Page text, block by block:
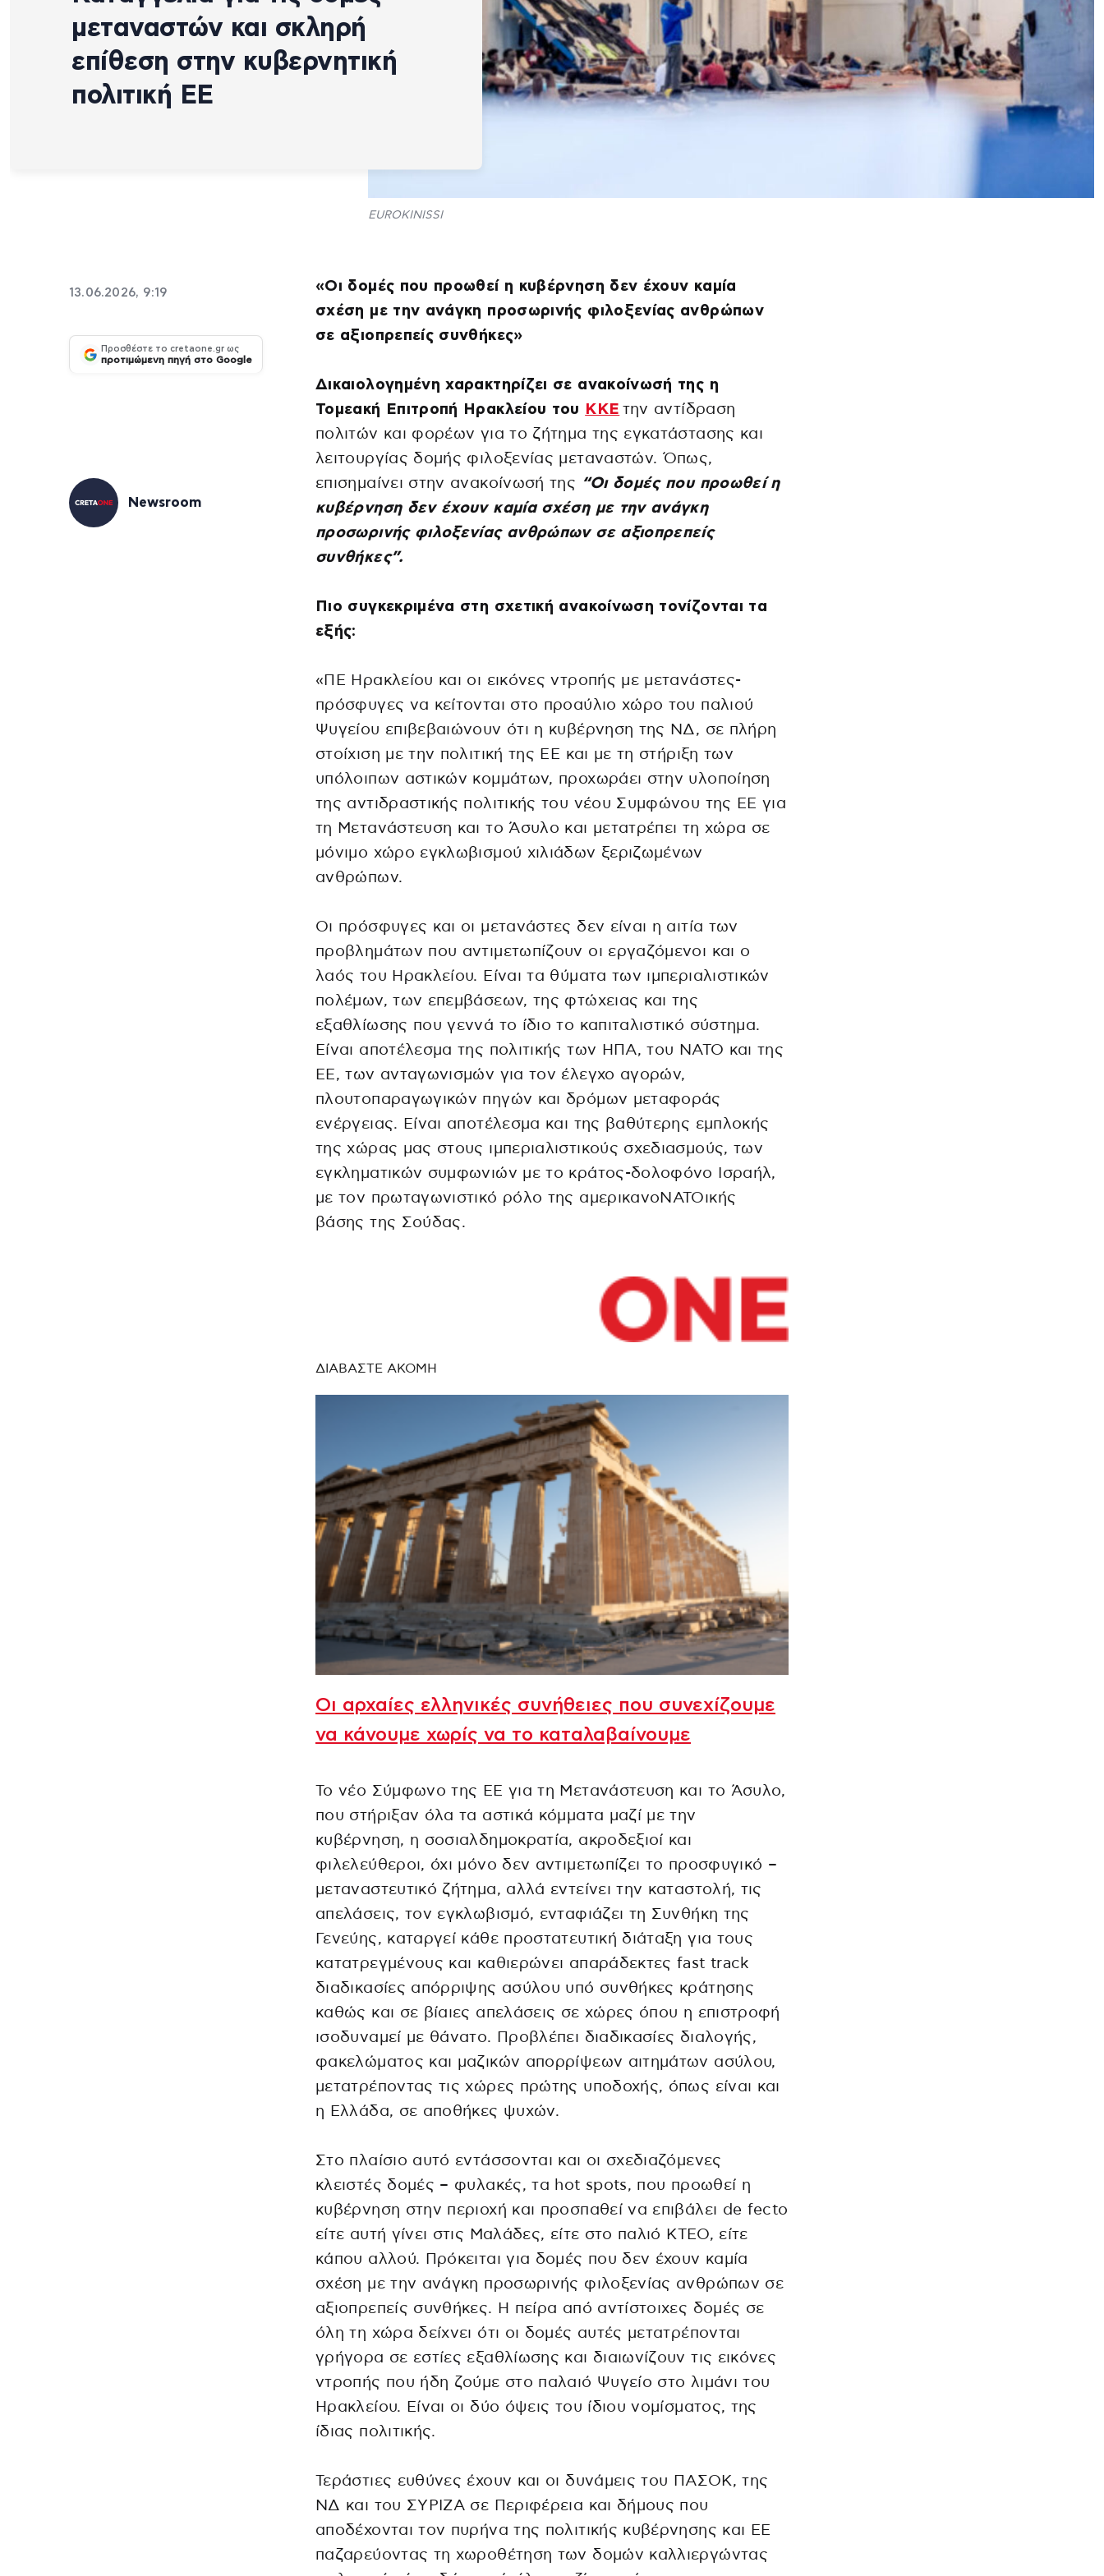
μεταναστών και σκληρή
επίθεση στην κυβερνητική
πολιτική ΕΕ
EUROKINISSI
13.06.2026, 9:19
Προσθέστε το cretaone.gr ως
προτιμώμενη πηγή στο Google
Newsroom
«Οι δομές που προωθεί η κυβέρνηση δεν έχουν καμία
σχέση με την ανάγκη προσωρινής φιλοξενίας ανθρώπων
σε αξιοπρεπείς συνθήκες»
Δικαιολογημένη χαρακτηρίζει σε ανακοίνωσή της η
Τομεακή Επιτροπή Ηρακλείου του
ΚΚΕ την αντίδραση
πολιτών και φορέων για το ζήτημα της εγκατάστασης και
λειτουργίας δομής φιλοξενίας μεταναστών. Όπως,
επισημαίνει στην ανακοίνωσή της “Οι δομές που προωθεί η
κυβέρνηση δεν έχουν καμία σχέση με την ανάγκη
προσωρινής φιλοξενίας ανθρώπων σε αξιοπρεπείς
συνθήκες”.
Πιο συγκεκριμένα στη σχετική ανακοίνωση τονίζονται τα
εξής:
«ΠΕ Ηρακλείου και οι εικόνες ντροπής με μετανάστες-
πρόσφυγες να κείτονται στο προαύλιο χώρο του παλιού
Ψυγείου επιβεβαιώνουν ότι η κυβέρνηση της ΝΔ, σε πλήρη
στοίχιση με την πολιτική της ΕΕ και με τη στήριξη των
υπόλοιπων αστικών κομμάτων, προχωράει στην υλοποίηση
της αντιδραστικής πολιτικής του νέου Συμφώνου της ΕΕ για
τη Μετανάστευση και το Άσυλο και μετατρέπει τη χώρα σε
μόνιμο χώρο εγκλωβισμού χιλιάδων ξεριζωμένων
ανθρώπων.
Οι πρόσφυγες και οι μετανάστες δεν είναι η αιτία των
προβλημάτων που αντιμετωπίζουν οι εργαζόμενοι και ο
λαός του Ηρακλείου. Είναι τα θύματα των ιμπεριαλιστικών
πολέμων, των επεμβάσεων, της φτώχειας και της
εξαθλίωσης που γεννά το ίδιο το καπιταλιστικό σύστημα.
Είναι αποτέλεσμα της πολιτικής των ΗΠΑ, του ΝΑΤΟ και της
ΕΕ, των ανταγωνισμών για τον έλεγχο αγορών,
πλουτοπαραγωγικών πηγών και δρόμων μεταφοράς
ενέργειας. Είναι αποτέλεσμα και της βαθύτερης εμπλοκής
της χώρας μας στους ιμπεριαλιστικούς σχεδιασμούς, των
εγκληματικών συμφωνιών με το κράτος-δολοφόνο Ισραήλ,
με τον πρωταγωνιστικό ρόλο της αμερικανοΝΑΤΟικής
βάσης της Σούδας.
ΔΙΑΒΑΣΤΕ ΑΚΟΜΗ
Οι αρχαίες ελληνικές συνήθειες που συνεχίζουμε
να κάνουμε χωρίς να το καταλαβαίνουμε
Το νέο Σύμφωνο της ΕΕ για τη Μετανάστευση και το Άσυλο,
που στήριξαν όλα τα αστικά κόμματα μαζί με την
κυβέρνηση, η σοσιαλδημοκρατία, ακροδεξιοί και
φιλελεύθεροι, όχι μόνο δεν αντιμετωπίζει το προσφυγικό –
μεταναστευτικό ζήτημα, αλλά εντείνει την καταστολή, τις
απελάσεις, τον εγκλωβισμό, ενταφιάζει τη Συνθήκη της
Γενεύης, καταργεί κάθε προστατευτική διάταξη για τους
κατατρεγμένους και καθιερώνει απαράδεκτες fast track
διαδικασίες απόρριψης ασύλου υπό συνθήκες κράτησης
καθώς και σε βίαιες απελάσεις σε χώρες όπου η επιστροφή
ισοδυναμεί με θάνατο. Προβλέπει διαδικασίες διαλογής,
φακελώματος και μαζικών απορρίψεων αιτημάτων ασύλου,
μετατρέποντας τις χώρες πρώτης υποδοχής, όπως είναι και
η Ελλάδα, σε αποθήκες ψυχών.
Στο πλαίσιο αυτό εντάσσονται και οι σχεδιαζόμενες
κλειστές δομές – φυλακές, τα hot spots, που προωθεί η
κυβέρνηση στην περιοχή και προσπαθεί να επιβάλει de fecto
είτε αυτή γίνει στις Μαλάδες, είτε στο παλιό ΚΤΕΟ, είτε
κάπου αλλού. Πρόκειται για δομές που δεν έχουν καμία
σχέση με την ανάγκη προσωρινής φιλοξενίας ανθρώπων σε
αξιοπρεπείς συνθήκες. Η πείρα από αντίστοιχες δομές σε
όλη τη χώρα δείχνει ότι οι δομές αυτές μετατρέπονται
γρήγορα σε εστίες εξαθλίωσης και διαιωνίζουν τις εικόνες
ντροπής που ήδη ζούμε στο παλαιό Ψυγείο στο λιμάνι του
Ηρακλείου. Είναι οι δύο όψεις του ίδιου νομίσματος, της
ίδιας πολιτικής.
Τεράστιες ευθύνες έχουν και οι δυνάμεις του ΠΑΣΟΚ, της
ΝΔ και του ΣΥΡΙΖΑ σε Περιφέρεια και δήμους που
αποδέχονται τον πυρήνα της πολιτικής κυβέρνησης και ΕΕ
παζαρεύοντας τη χωροθέτηση των δομών καλλιεργώντας